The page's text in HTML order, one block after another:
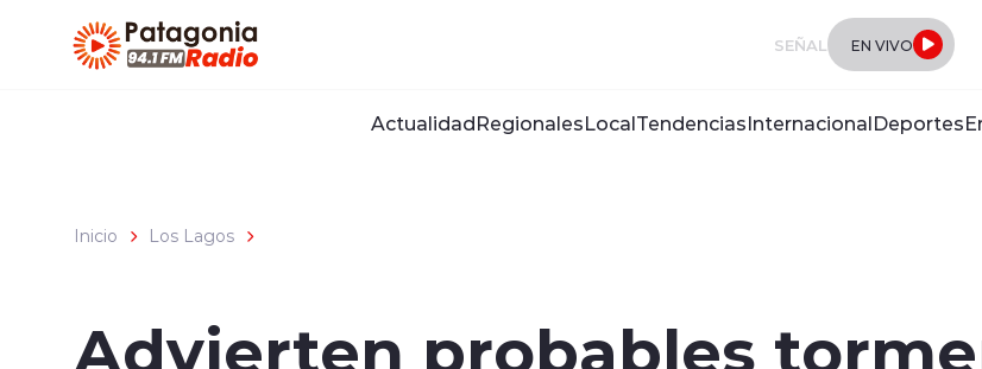
SEÑAL EN VIVO
ActualidadRegionalesLocalTendenciasInternacionalDeportes
Inicio Los Lagos
Advierten probables